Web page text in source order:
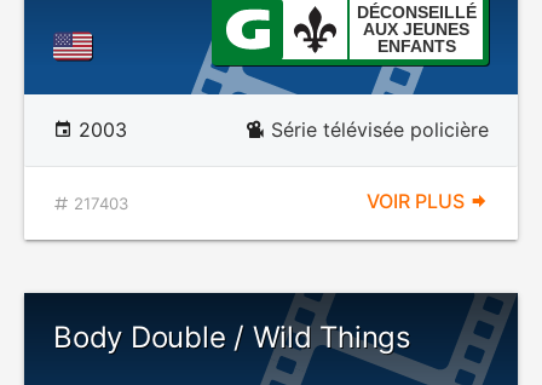
DÉCONSEILLÉ
AUX JEUNES
ENFANTS
2003 Série télévisée policière
217403 VOIR PLUS
Body Double / Wild Things